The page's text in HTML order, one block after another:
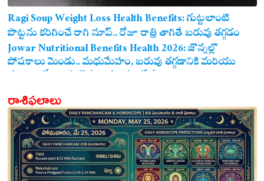
Ragi Soup Weight Loss Health Benefits: గుట్టలాంటి
పొట్టను కరిగించే రాగి సూప్.. రోజూ రాత్రి తాగితే బరువు తగ్గడం
ఖాయం!
Jowar Nutritional Benefits Health 2026: జొన్నల్లో
పోషకాలు మెండు.. మధుమేహం, బరువు తగ్గడానికి మరియు
గుండె ఆరోగ్యానికి జొన్న అన్నం ఎంతో మేలు!
రాశిఫలాలు